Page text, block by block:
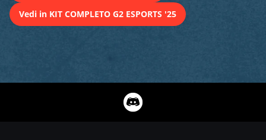
Vedi in KIT COMPLETO G2 ESPORTS '25